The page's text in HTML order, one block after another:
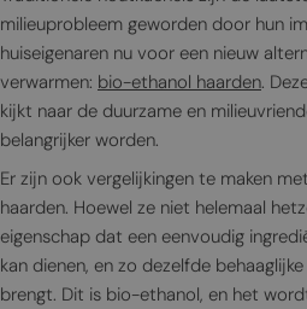
milieuprobleem geworden door hun
huiseigenaren nu voor een nieuw
verwarmen: bio-ethanol haarden.
kijkt naar de duurzame en
belangrijker worden.
Er zijn ook vergelijkingen te maken
haarden. Hoewel ze niet helemaal
eigenschap dat een eenvoudig
kan dienen, en zo dezelfde
brengt. Dit is bio-ethanol, en het